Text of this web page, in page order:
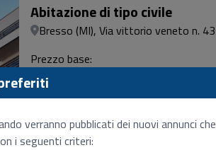
Abitazione di tipo civile
Bresso (MI), Via vittorio veneto n. 43
Prezzo base:
€ 271.000,00
Senza Incanto
verranno pubblicati dei nuovi annunci che
i seguenti criteri: